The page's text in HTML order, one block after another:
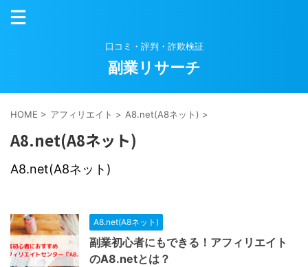
口コミ・評判・詐欺検証
副業リサーチ
HOME > アフィリエイト > A8.net(A8ネット) >
A8.net(A8ネット)
A8.net(A8ネット)
A8.net(A8ネット)
副業初心者にもできる！アフィリエイト
のA8.netとは？